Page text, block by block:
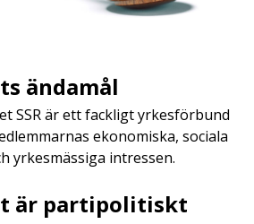
ändamål
SSR är ett fackligt yrkesförbund
ekonomiska, sociala
yrkesmässiga intressen.
är partipolitiskt